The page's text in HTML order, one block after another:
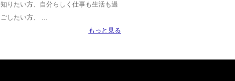
知りたい方、自分らしく仕事も生活も過
ごしたい方、 ...
もっと見る